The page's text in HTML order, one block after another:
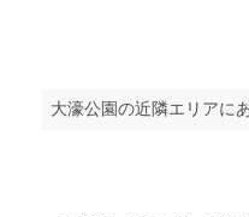
大濠公園の近隣エリアに